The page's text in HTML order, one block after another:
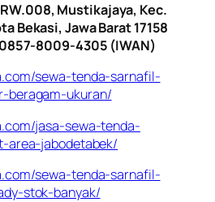
Mustikajaya, Kec.
Bekasi, Jawa Barat 17158
8009-4305 (IWAN)
sewa-tenda-sarnafil-
beragam-ukuran/
jasa-sewa-tenda-
area-jabodetabek/
sewa-tenda-sarnafil-
stok-banyak/